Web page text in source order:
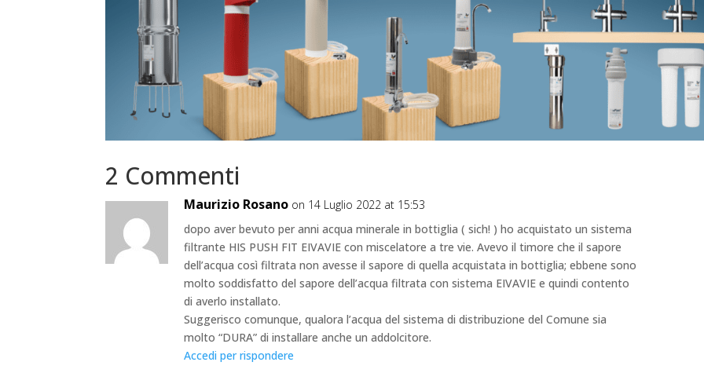
2 Commenti
Maurizio Rosano on 14 Luglio 2022 at 15:53
dopo aver bevuto per anni acqua minerale in bottiglia ( sich! ) ho acquistato un sistema
filtrante HIS PUSH FIT EIVAVIE con miscelatore a tre vie. Avevo il timore che il sapore
dell’acqua così filtrata non avesse il sapore di quella acquistata in bottiglia; ebbene sono
molto soddisfatto del sapore dell’acqua filtrata con sistema EIVAVIE e quindi contento
di averlo installato.
Suggerisco comunque, qualora l’acqua del sistema di distribuzione del Comune sia
molto “DURA” di installare anche un addolcitore.
Accedi per rispondere